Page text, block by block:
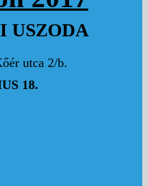
USZODA
utca 2/b.
18.